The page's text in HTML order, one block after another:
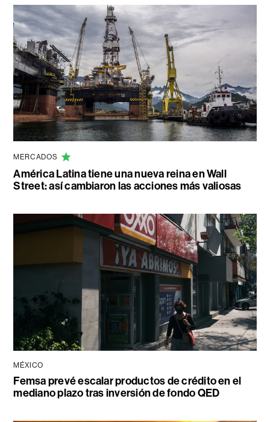
MERCADOS
América Latina tiene una nueva reina en Wall
Street: así cambiaron las acciones más valiosas
MÉXICO
Femsa prevé escalar productos de crédito en el
mediano plazo tras inversión de fondo QED